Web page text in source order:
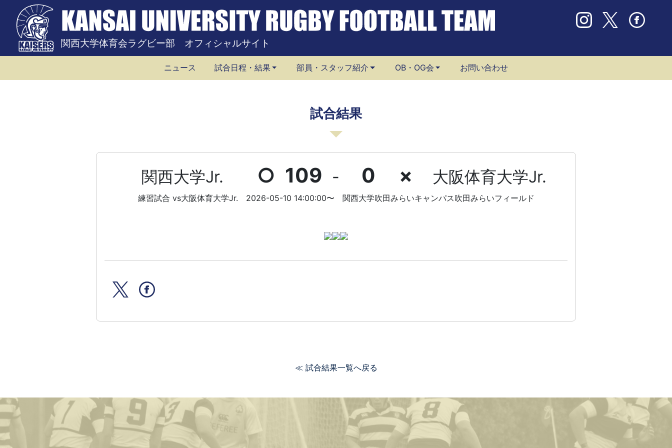
関西大学体育会ラグビー部 オフィシャルサイト
ニュース 試合日程・結果 部員・スタッフ紹介 OB・OG会 お問い合わせ
試合結果
関西大学Jr. ○ 109 - 0 × 大阪体育大学Jr.
練習試合 vs大阪体育大学Jr. 2026-05-10 14:00:00〜 関西大学吹田みらいキャンパス吹田みらいフィールド
≪ 試合結果一覧へ戻る